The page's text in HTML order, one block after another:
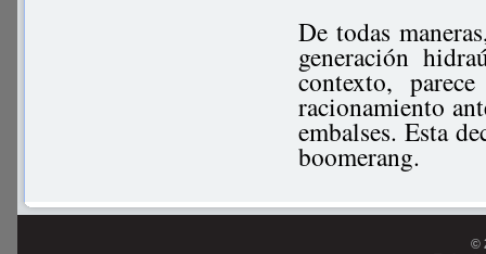
De todas
generación
contexto,
racionamiento
embalses. Esta
boomerang.
©